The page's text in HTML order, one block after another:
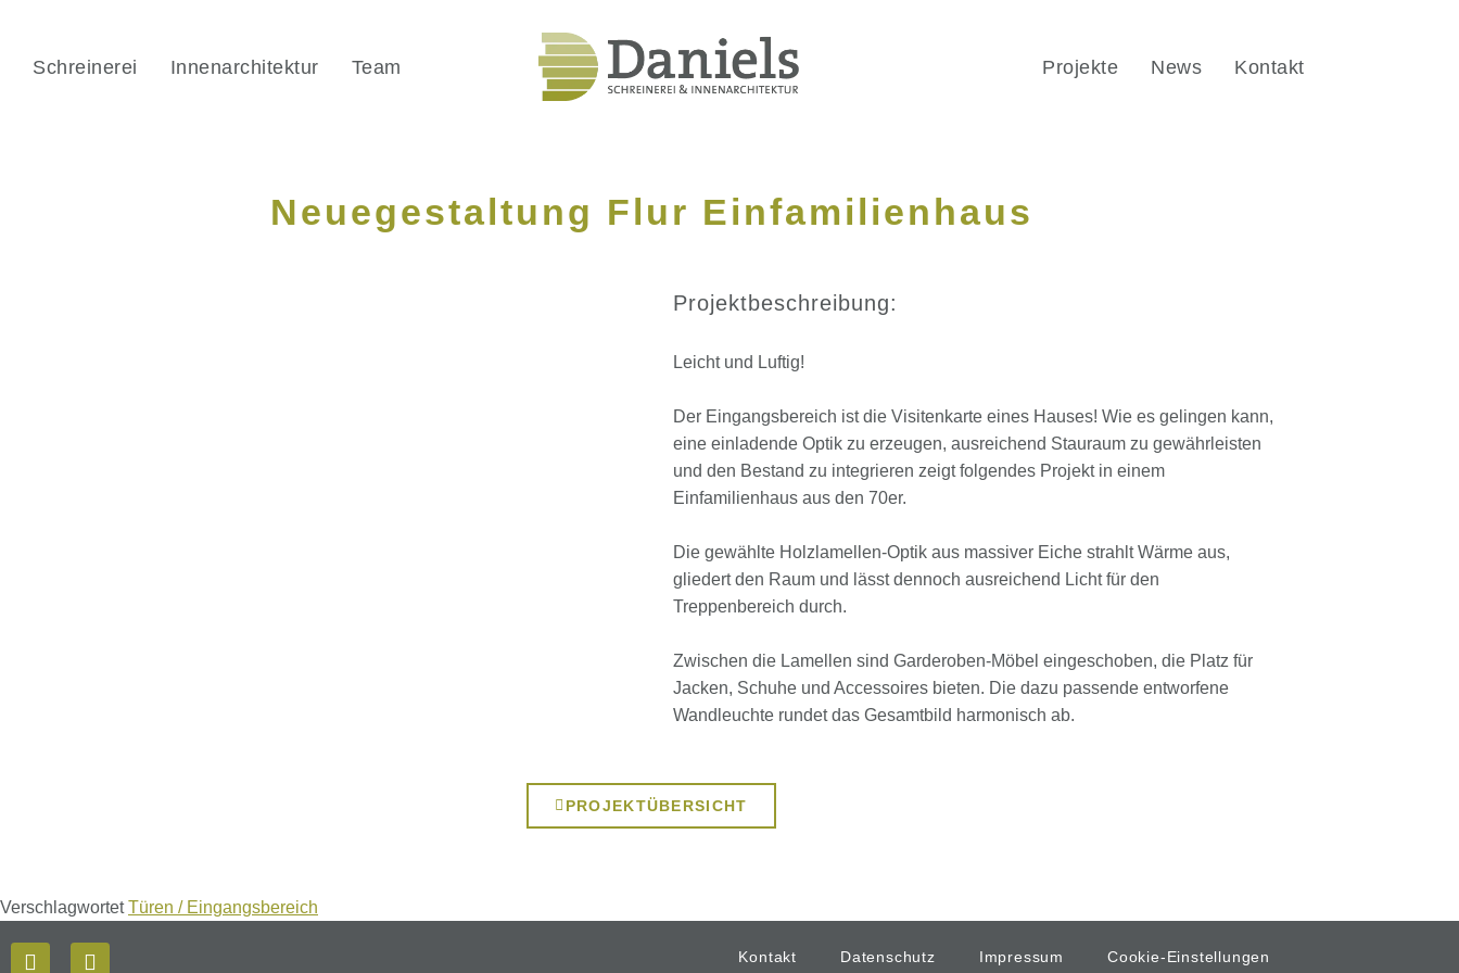
Schreinerei Innenarchitektur Team Projekte News Kontakt
Neuegestaltung Flur Einfamilienhaus
Projektbeschreibung:
Leicht und Luftig!
Der Eingangsbereich ist die Visitenkarte eines Hauses! Wie es gelingen kann,
eine einladende Optik zu erzeugen, ausreichend Stauraum zu gewährleisten
und den Bestand zu integrieren zeigt folgendes Projekt in einem
Einfamilienhaus aus den 70er.
Die gewählte Holzlamellen-Optik aus massiver Eiche strahlt Wärme aus,
gliedert den Raum und lässt dennoch ausreichend Licht für den
Treppenbereich durch.
Zwischen die Lamellen sind Garderoben-Möbel eingeschoben, die Platz für
Jacken, Schuhe und Accessoires bieten. Die dazu passende entworfene
Wandleuchte rundet das Gesamtbild harmonisch ab.
PROJEKTÜBERSICHT
VerschlagwortetTüren / Eingangsbereich
Kontakt Datenschutz Impressum Cookie-Einstellungen